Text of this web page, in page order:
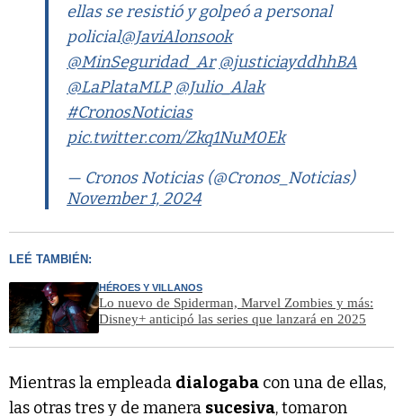
ellas se resistió y golpeó a personal
policial@JaviAlonsook
@MinSeguridad_Ar @justiciayddhhBA
@LaPlataMLP @Julio_Alak
#CronosNoticias
pic.twitter.com/Zkq1NuM0Ek
— Cronos Noticias (@Cronos_Noticias)
November 1, 2024
LEÉ TAMBIÉN:
HÉROES Y VILLANOS
Lo nuevo de Spiderman, Marvel Zombies y más:
Disney+ anticipó las series que lanzará en 2025
Mientras la empleada dialogaba con una de ellas,
las otras tres y de manera sucesiva, tomaron